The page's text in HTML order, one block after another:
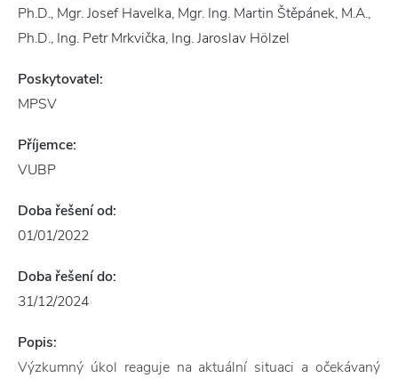
Ph.D., Mgr. Josef Havelka, Mgr. Ing. Martin Štěpánek, M.A.,
Ph.D., Ing. Petr Mrkvička, Ing. Jaroslav Hölzel
Poskytovatel:
MPSV
Příjemce:
VUBP
Doba řešení od:
01/01/2022
Doba řešení do:
31/12/2024
Popis:
Výzkumný úkol reaguje na aktuální situaci a očekávaný